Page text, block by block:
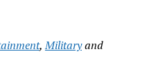
,Militaryand